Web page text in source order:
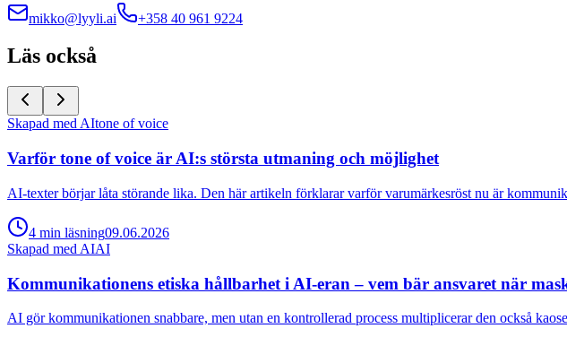
mikko@lyyli.ai +358 40 961 9224
Läs också
Skapad med AItone of voice
Varför tone of voice är AI:s största utmaning och möjlighet
AI-texter börjar låta störande lika. Den här artikeln förklarar varför varumärkesröst nu är
4 min läsning09.06.2026
Skapad med AIAI
Kommunikationens etiska hållbarhet i AI-eran – vem bär ansvaret när
AI gör kommunikationen snabbare, men utan en kontrollerad process multiplicerar den också